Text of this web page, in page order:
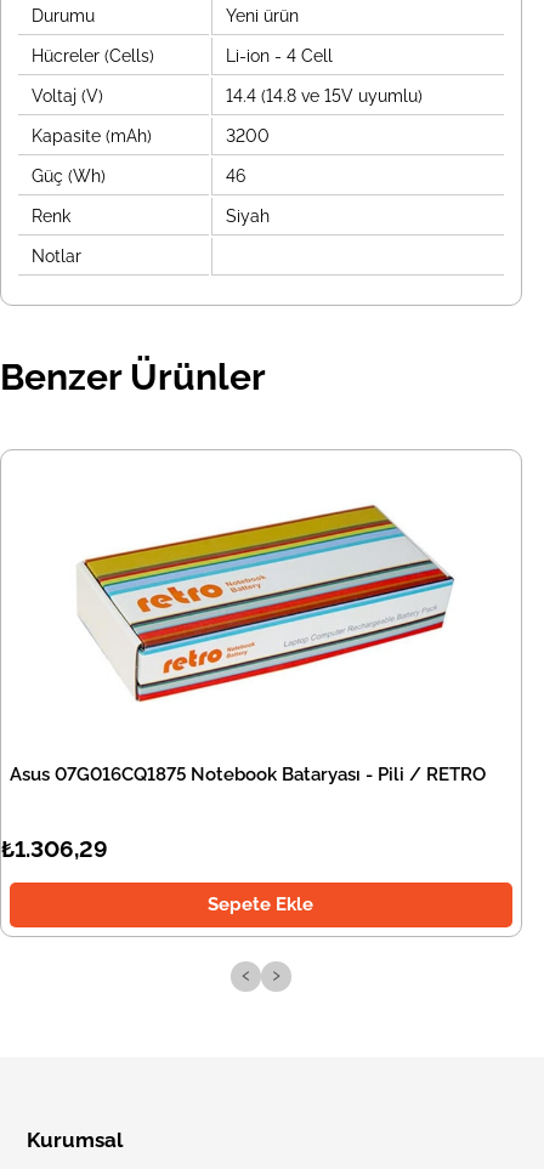
Durumu Yeni ürün
Hücreler (Cells) Li-ion - 4 Cell
Voltaj (V) 14.4 (14.8 ve 15V uyumlu)
Kapasite (mAh) 3200
Güç (Wh) 46
Renk Siyah
Notlar
Benzer Ürünler
Asus 07G016CQ1875 Notebook Bataryası - Pili / RETRO
₺1.306,29
Sepete Ekle
‹ ›
Kurumsal